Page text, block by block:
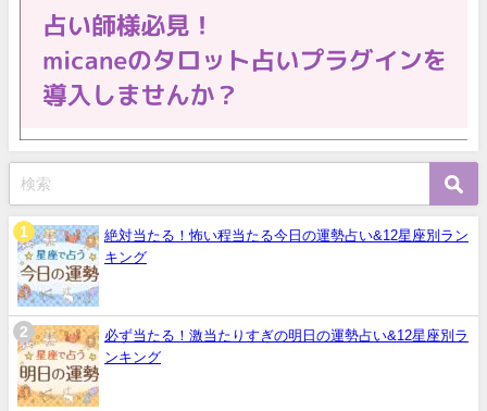
絶対当たる！怖い程当たる今日の運勢占い&12星座別ラン
キング
必ず当たる！激当たりすぎの明日の運勢占い&12星座別ラ
ンキング